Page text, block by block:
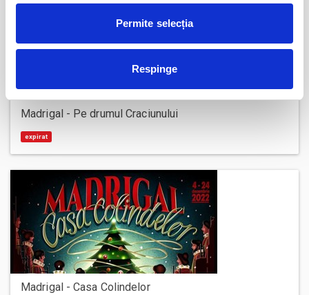
Permite selecția
Respinge
Madrigal - Pe drumul Craciunului
expirat
Madrigal - Casa Colindelor